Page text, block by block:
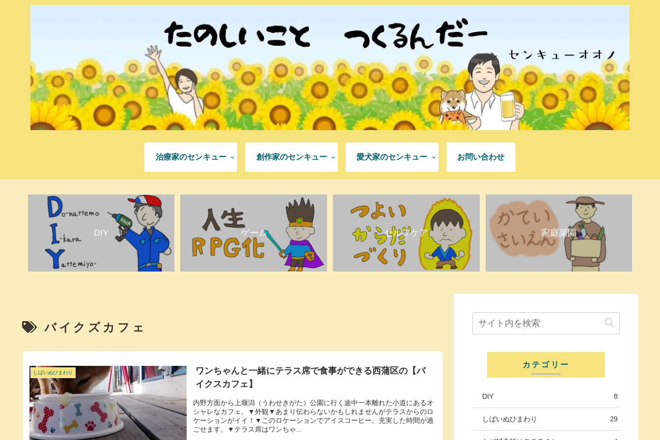
治療家のセンキュー 創作家のセンキュー 愛犬家のセンキュー お問い合わせ
DIY ゲーム セルフケア 家庭菜園
バイクズカフェ
しばいぬひまわり
ワンちゃんと一緒にテラス席で食事ができる西蒲区の【バ
イクスカフェ】
内野方面から上堰潟（うわせきがた）公園に行く途中一本離れた小道にあるオ
シャレなカフェ。▼外観▼あまり伝わらないかもしれませんがテラスからのロ
ケーションがイイ！▼このロケーションでアイスコーヒー。充実した時間が過
ごせます。▼テラス席はワンちゃ...
カテゴリー
DIY 8
しばいぬひまわり 29